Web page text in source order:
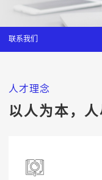
联系我们
人才理念
以人为本，